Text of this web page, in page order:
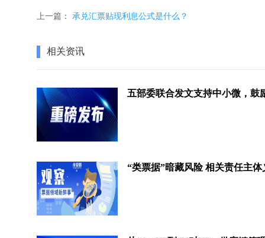
上一篇： 承兑汇票贴现利息公式是什么？
相关资讯